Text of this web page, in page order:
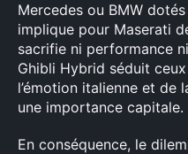
Mercedes ou BMW
implique pour Maserati
sacrifie ni performance
Ghibli Hybrid séduit
l’émotion italienne et de
une importance capitale.
En conséquence, le